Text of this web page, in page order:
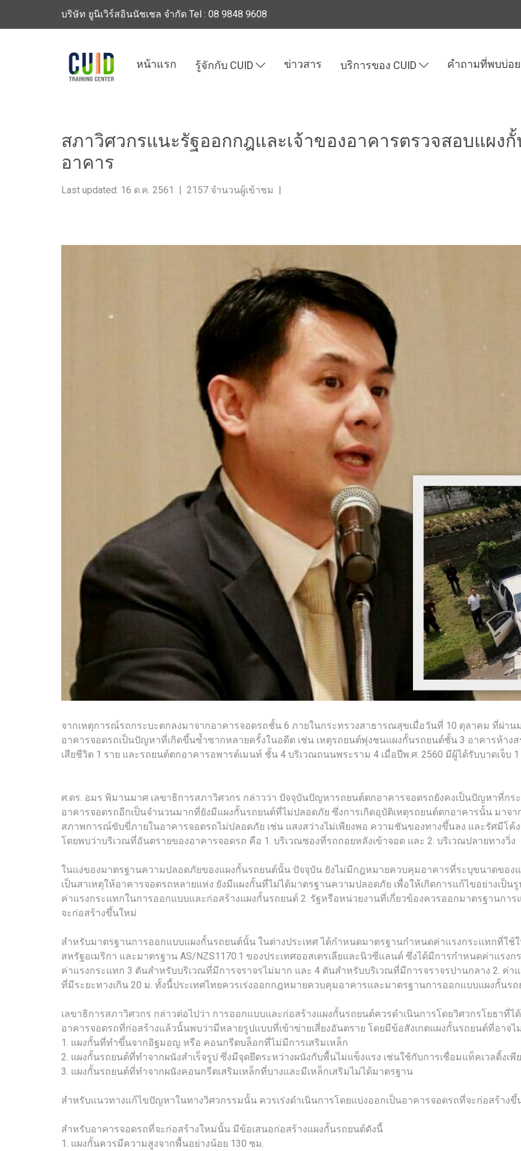
บริษัท ยูนิเวิร์สอินนัชเชล จำกัด Tel : 08 9848 9608
หน้าแรก รู้จักกับ CUID ข่าวสาร บริการของ CUID คำถามที่พบบ่อย
สภาวิศวกรแนะรัฐออกกฎและเจ้าของอาคารตรวจสอบแผง
อาคาร
Last updated: 16 ต.ค. 2561 | 2157 จำนวนผู้เข้าชม |
จากเหตุการณ์รถกระบะตกลงมาจากอาคารจอดรถชั้น 6 ภายในกระทรวงสาธารณสุขเมื่อวันที่ 10 ตุลาคม ที่ผ่า
อาคารจอดรถเป็นปัญหาที่เกิดขึ้นซ้ำซากหลายครั้งในอดีต เช่น เหตุรถยนต์พุ่งชนแผงกั้นรถยนต์ชั้น 3 อาคารห้าง
เสียชีวิต 1 ราย และรถยนต์ตกอาคารอพารต์เมนท์ ชั้น 4 บริเวณถนนพระราม 4 เมื่อปีพ.ศ. 2560 มีผู้ได้รับบาดเจ็บ 1
ศ.ดร. อมร พิมานมาศ เลขาธิการสภาวิศวกร กล่าวว่า ปัจจุบันปัญหารถยนต์ตกอาคารจอดรถยังคงเป็นปัญหาที่ก
อาคารจอดรถอีกเป็นจำนวนมากที่ยังมีแผงกั้นรถยนต์ที่ไม่ปลอดภัย ซึ่งการเกิดอุบัติเหตุรถยนต์ตกอาคารนั้น มาจา
สภาพการณ์ขับขี่ภายในอาคารจอดรถไม่ปลอดภัย เช่น แสงสว่างไม่เพียงพอ ความชันของทางขึ้นลง และรัศมีโค้
โดยพบว่าบริเวณที่อันตรายของอาคารจอดรถ คือ 1. บริเวณซองที่รถถอยหลังเข้าจอด และ 2. บริเวณปลายทางวิ่ง
ในแง่ของมาตรฐานความปลอดภัยของแผงกั้นรถยนต์นั้น ปัจจุบัน ยังไม่มีกฎหมายควบคุมอาคารที่ระบุขนาดของ
เป็นสาเหตุให้อาคารจอดรถหลายแห่ง ยังมีแผงกั้นที่ไม่ได้มาตรฐานความปลอดภัย เพื่อให้เกิดการแก้ไขอย่างเป็
ค่าแรงกระแทกในการออกแบบและก่อสร้างแผงกั้นรถยนต์ 2. รัฐหรือหน่วยงานที่เกี่ยวข้องควรออกมาตรฐานกา
จะก่อสร้างขึ้นใหม่
สำหรับมาตรฐานการออกแบบแผงกั้นรถยนต์นั้น ในต่างประเทศ ได้กำหนดมาตรฐานกำหนดค่าแรงกระแทกที่ใช้
สหรัฐอเมริกา และมาตรฐาน AS/NZS1170.1 ของประเทศออสเตรเลียและนิวซีแลนด์ ซึ่งได้มีการกำหนดค่าแรง
ค่าแรงกระแทก 3 ตันสำหรับบริเวณที่มีการจราจรไม่มาก และ 4 ตันสำหรับบริเวณที่มีการจราจรปานกลาง 2. ค่า
ที่มีระยะทางเกิน 20 ม. ทั้งนี้ประเทศไทยควรเร่งออกกฎหมายควบคุมอาคารและมาตรฐานการออกแบบแผงกั้นรถ
เลขาธิการสภาวิศวกร กล่าวต่อไปว่า การออกแบบและก่อสร้างแผงกั้นรถยนต์ควรดำเนินการโดยวิศวกรโยธา
อาคารจอดรถที่ก่อสร้างแล้วนั้นพบว่ามีหลายรูปแบบที่เข้าข่ายเสี่ยงอันตราย โดยมีข้อสังเกตแผงกั้นรถยนต์ที่อาจ
1. แผงกั้นที่ทำขึ้นจากอิฐมอญ หรือ คอนกรีตบล็อกที่ไม่มีการเสริมเหล็ก
2. แผงกั้นรถยนต์ที่ทำจากผนังสำเร็จรูป ซึ่งมีจุดยึดระหว่างผนังกับพื้นไม่แข็งแรง เช่นใช้กับการเชื่อมแท็คเวลดิ้งเพี
3. แผงกั้นรถยนต์ที่ทำจากผนังคอนกรีตเสริมเหล็กที่บางและมีเหล็กเสริมไม่ได้มาตรฐาน
สำหรับแนวทางแก้ไขปัญหาในทางวิศวกรรมนั้น ควรเร่งดำเนินการโดยแบ่งออกเป็นอาคารจอดรถที่จะก่อสร้าง
สำหรับอาคารจอดรถที่จะก่อสร้างใหม่นั้น มีข้อเสนอก่อสร้างแผงกั้นรถยนต์ดังนี้
1. แผงกั้นควรมีความสูงจากพื้นอย่างน้อย 130 ซม.